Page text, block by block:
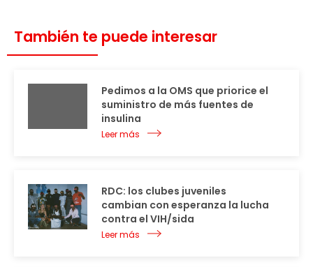
También te puede interesar
Pedimos a la OMS que priorice el
suministro de más fuentes de
insulina
Leer más
RDC: los clubes juveniles
cambian con esperanza la lucha
contra el VIH/sida
Leer más